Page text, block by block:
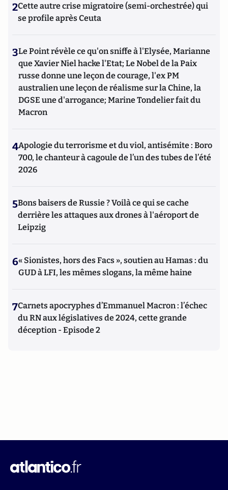
2Cette autre crise migratoire (semi-orchestrée) qui
se profile après Ceuta
3Le Point révèle ce qu'on sniffe à l'Elysée, Marianne
que Xavier Niel hacke l'Etat; Le Nobel de la Paix
russe donne une leçon de courage, l'ex PM
australien une leçon de réalisme sur la Chine, la
DGSE une d'arrogance; Marine Tondelier fait du
Macron
4Apologie du terrorisme et du viol, antisémite : Boro
700, le chanteur à cagoule de l’un des tubes de l’été
2026
5Bons baisers de Russie ? Voilà ce qui se cache
derrière les attaques aux drones à l'aéroport de
Leipzig
6« Sionistes, hors des Facs », soutien au Hamas : du
GUD à LFI, les mêmes slogans, la même haine
7Carnets apocryphes d’Emmanuel Macron : l’échec
du RN aux législatives de 2024, cette grande
déception - Episode 2